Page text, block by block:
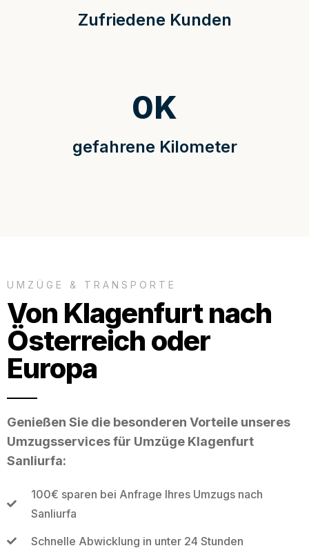
Zufriedene Kunden
gefahrene Kilometer
0K
UMZÜGE & TRANSPORTE
Von Klagenfurt nach
Österreich oder
Europa
Genießen Sie die besonderen Vorteile unseres
Umzugsservices für Umzüge Klagenfurt
Sanliurfa:
100€ sparen bei Anfrage Ihres Umzugs nach
Sanliurfa
Schnelle Abwicklung in unter 24 Stunden